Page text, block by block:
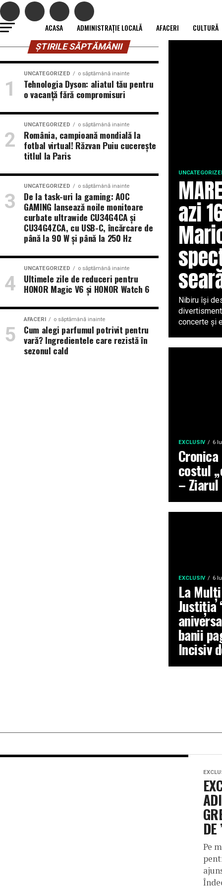
ACASA ADMINISTRAȚIE LOCALĂ AFACERI CULTURĂ
azi
Nibiru își
concerte și
EXCLUSIV 6
costul
–
EXCLUSIV 6
La
Justiția
banii
Incisiv
ȘTIRILE SĂPTĂMÂNII
UNCATEGORIZED o săptămână inainte
Tehnologia Dyson: aliatul tău pentru
o vacanță fără compromisuri
UNCATEGORIZED o săptămână inainte
România, campioană mondială la
fotbal virtual! Răzvan Puiu cucerește
titlul la Paris
UNCATEGORIZED o săptămână inainte
De la task-uri la gaming: AOC
GAMING lansează noile monitoare
curbate ultrawide CU34G4CA și
CU34G4ZCA, cu USB-C, încărcare de
până la 90 W și până la 250 Hz
UNCATEGORIZED o săptămână inainte
Ultimele zile de reduceri pentru
HONOR Magic V6 și HONOR Watch 6
AFACERI o săptămână inainte
Cum alegi parfumul potrivit pentru
vară? Ingredientele care rezistă în
sezonul cald
Pe